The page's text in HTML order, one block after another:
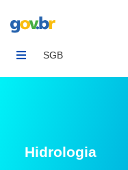
SGB
Hidrologia